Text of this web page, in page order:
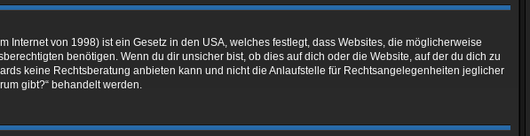
Internet von 1998) ist ein Gesetz in den USA, welches festlegt, dass Websites, die möglicherweise
benötigen. Wenn du dir unsicher bist, ob dies auf dich oder die Website, auf der du dich zu
keine Rechtsberatung anbieten kann und nicht die Anlaufstelle für Rechtsangelegenheiten jeglicher
gibt?“ behandelt werden.